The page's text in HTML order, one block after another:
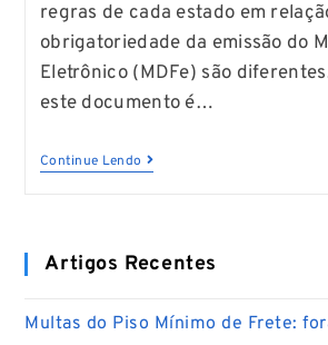
regras de cada estado em
obrigatoriedade da emissão do
Eletrônico (MDFe) são
este documento é…
Continue Lendo
Artigos Recentes
Multas do Piso Mínimo de Frete: